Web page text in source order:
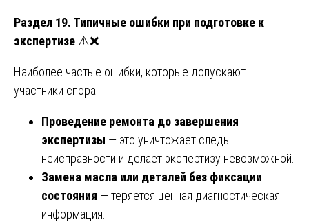
Раздел 19. Типичные ошибки при подготовке к
экспертизе ⚠️❌
Наиболее частые ошибки, которые допускают
участники спора:
Проведение ремонта до завершения
экспертизы — это уничтожает следы
неисправности и делает экспертизу невозможной.
Замена масла или деталей без фиксации
состояния — теряется ценная диагностическая
информация.